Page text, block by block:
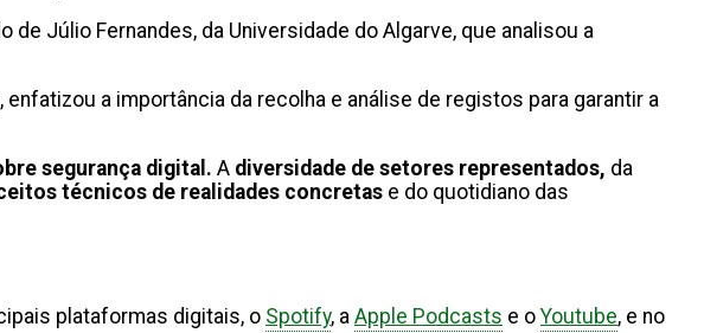
Júlio Fernandes, da Universidade do Algarve, que analisou a
enfatizou a importância da recolha e análise de registos para garantir a
segurança digital. A diversidade de setores representados, da
técnicos de realidades concretas e do quotidiano das
plataformas digitais, o Spotify, a Apple Podcasts e o Youtube, e no